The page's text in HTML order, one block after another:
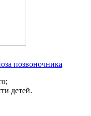
позвоночника
детей.